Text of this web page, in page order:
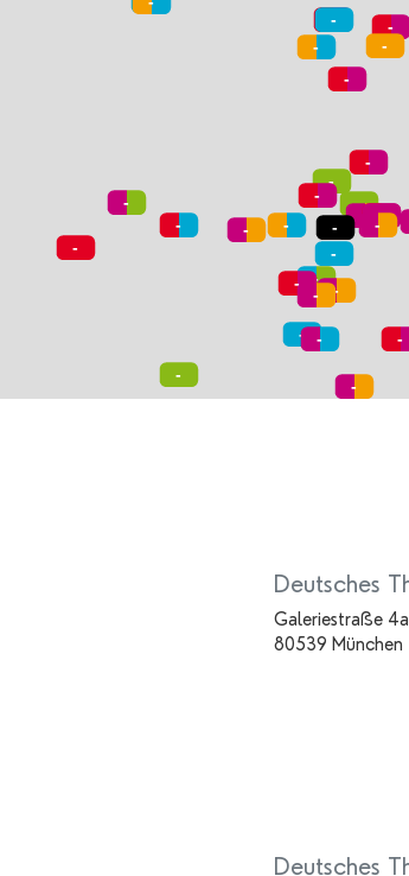
Deutsches
Galeriestraße 4a
80539 München
Deutsches